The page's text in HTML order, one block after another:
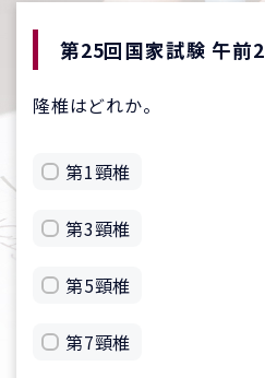
第25回国家試験 午前2
隆椎はどれか。
第1頸椎
第3頸椎
第5頸椎
第7頸椎